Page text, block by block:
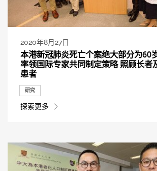
2020年8月27日
本港新冠肺炎死亡个案绝大部分为60
率领国际专家共同制定策略 照顾长者
患者
研究
探索更多